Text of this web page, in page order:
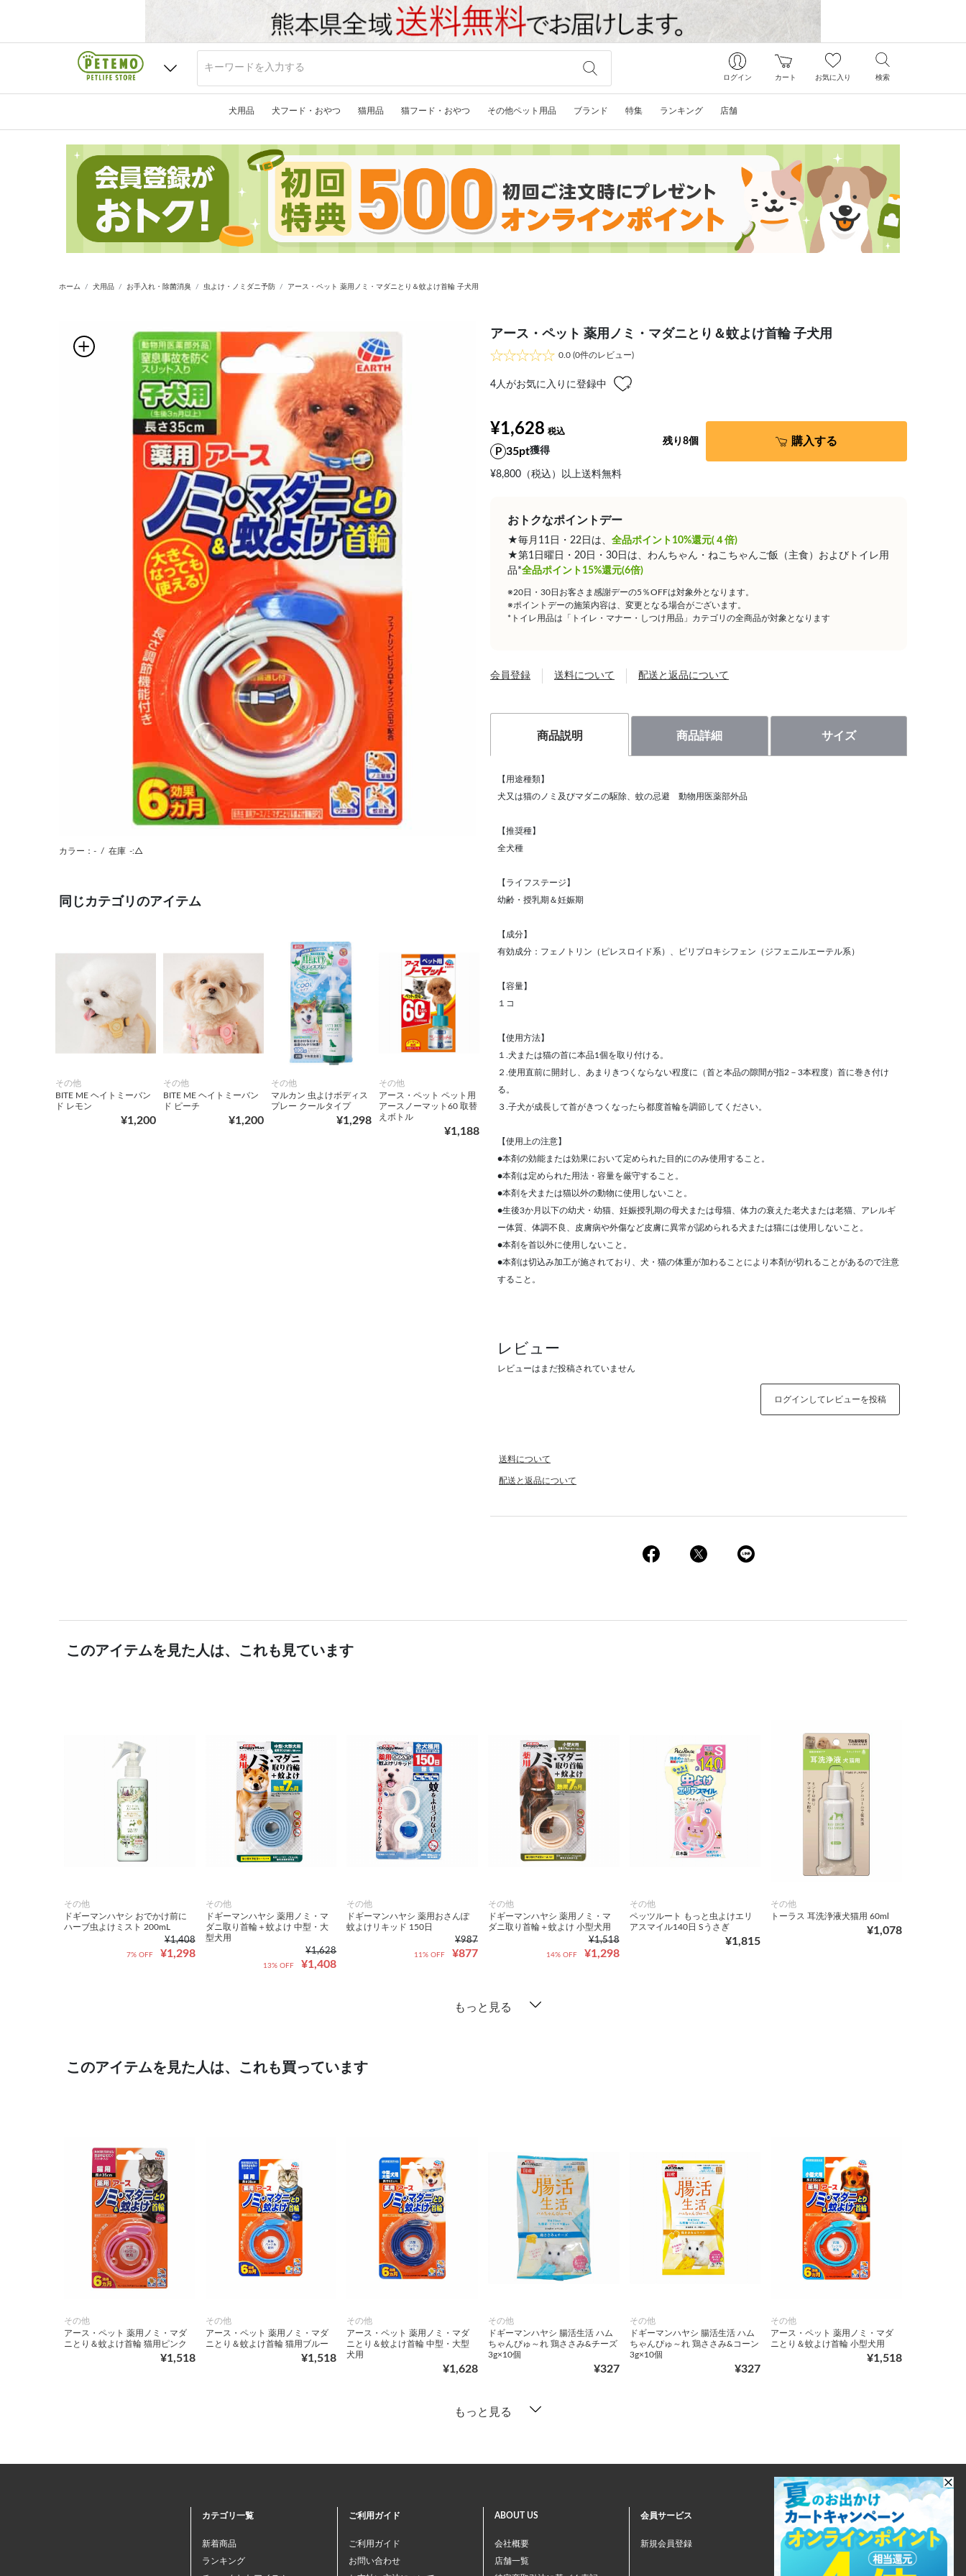
ログイン カート お気に入り 検索
犬用品 犬フード・おやつ 猫用品 猫フード・おやつ その他ペット用品 ブランド 特集 ランキング 店舗
ホーム 犬用品 お手入れ・除菌消臭 虫よけ・ノミダニ予防 アース・ペット 薬用ノミ・マダニとり＆蚊よけ首輪 子犬用
カラー：- / 在庫 -:△
同じカテゴリのアイテム
その他
BITE ME ヘイトミーバン
ド レモン
¥1,200
その他
BITE ME ヘイトミーバン
ド ピーチ
¥1,200
その他
マルカン 虫よけボディス
プレー クールタイプ
¥1,298
その他
アース・ペット ペット用
アースノーマット60 取替
えボトル
¥1,188
アース・ペット 薬用ノミ・マダニとり＆蚊よけ首輪 子犬用
0.0 (0件のレビュー)
4人がお気に入りに登録中
¥1,628
35pt獲得
¥8,800（税込）以上送料無料
残り8個 購入する
おトクなポイントデー
★毎月11日・22日は、 全品ポイント10%還元(４倍)
★第1日曜日・20日・30日は、わんちゃん・ねこちゃんご飯（主食）およびトイレ用
品*全品ポイント15%還元(6倍)
※20日・30日お客さま感謝デーの5％OFFは対象外となります。
※ポイントデーの施策内容は、変更となる場合がございます。
*トイレ用品は「トイレ・マナー・しつけ用品」カテゴリの全商品が対象となります
会員登録 送料について 配送と返品について
商品説明 商品詳細 サイズ
【用途種類】
犬又は猫のノミ及びマダニの駆除、蚊の忌避 動物用医薬部外品
【推奨種】
全犬種
【ライフステージ】
幼齢・授乳期＆妊娠期
【成分】
有効成分：フェノトリン（ピレスロイド系）、ピリプロキシフェン（ジフェニルエーテル系）
【容量】
１コ
【使用方法】
１.犬または猫の首に本品1個を取り付ける。
２.使用直前に開封し、あまりきつくならない程度に（首と本品の隙間が指2－3本程度）首に巻き付け
る。
３.子犬が成長して首がきつくなったら都度首輪を調節してください。
【使用上の注意】
●本剤の効能または効果において定められた目的にのみ使用すること。
●本剤は定められた用法・容量を厳守すること。
●本剤を犬または猫以外の動物に使用しないこと。
●生後3か月以下の幼犬・幼猫、妊娠授乳期の母犬または母猫、体力の衰えた老犬または老猫、アレルギ
ー体質、体調不良、皮膚病や外傷など皮膚に異常が認められる犬または猫には使用しないこと。
●本剤を首以外に使用しないこと。
●本剤は切込み加工が施されており、犬・猫の体重が加わることにより本剤が切れることがあるので注意
すること。
レビュー
レビューはまだ投稿されていません
ログインしてレビューを投稿
送料について
配送と返品について
このアイテムを見た人は、これも見ています
その他
ドギーマンハヤシ おでかけ前に
ハーブ虫よけミスト 200mL
¥1,408
¥1,298
7% OFF
その他
ドギーマンハヤシ 薬用ノミ・マ
ダニ取り首輪＋蚊よけ 中型・大
型犬用
¥1,628
¥1,408
13% OFF
その他
ドギーマンハヤシ 薬用おさんぽ
蚊よけリキッド 150日
¥987
¥877
11% OFF
その他
ドギーマンハヤシ 薬用ノミ・マ
ダニ取り首輪＋蚊よけ 小型犬用
¥1,518
¥1,298
14% OFF
その他
ペッツルート もっと虫よけエリ
アスマイル140日 Sうさぎ
¥1,815
その他
トーラス 耳洗浄液犬猫用 60ml
¥1,078
もっと見る
このアイテムを見た人は、これも買っています
その他
アース・ペット 薬用ノミ・マダ
ニとり＆蚊よけ首輪 猫用ピンク
¥1,518
その他
アース・ペット 薬用ノミ・マダ
ニとり＆蚊よけ首輪 猫用ブルー
¥1,518
その他
アース・ペット 薬用ノミ・マダ
ニとり＆蚊よけ首輪 中型・大型
犬用
¥1,628
その他
ドギーマンハヤシ 腸活生活 ハム
ちゃんぴゅ～れ 鶏ささみ&チーズ
3g×10個
¥327
その他
ドギーマンハヤシ 腸活生活 ハム
ちゃんぴゅ～れ 鶏ささみ&コーン
3g×10個
¥327
その他
アース・ペット 薬用ノミ・マダ
ニとり＆蚊よけ首輪 小型犬用
¥1,518
もっと見る
カテゴリ一覧
新着商品
ランキング
ご利用ガイド
ご利用ガイド
お問い合わせ
ABOUT US
会社概要
店舗一覧
会員サービス
新規会員登録